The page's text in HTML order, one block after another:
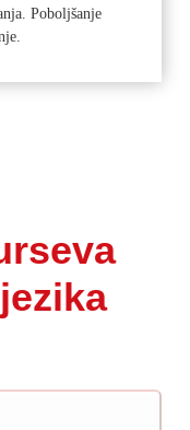
Poboljšanje